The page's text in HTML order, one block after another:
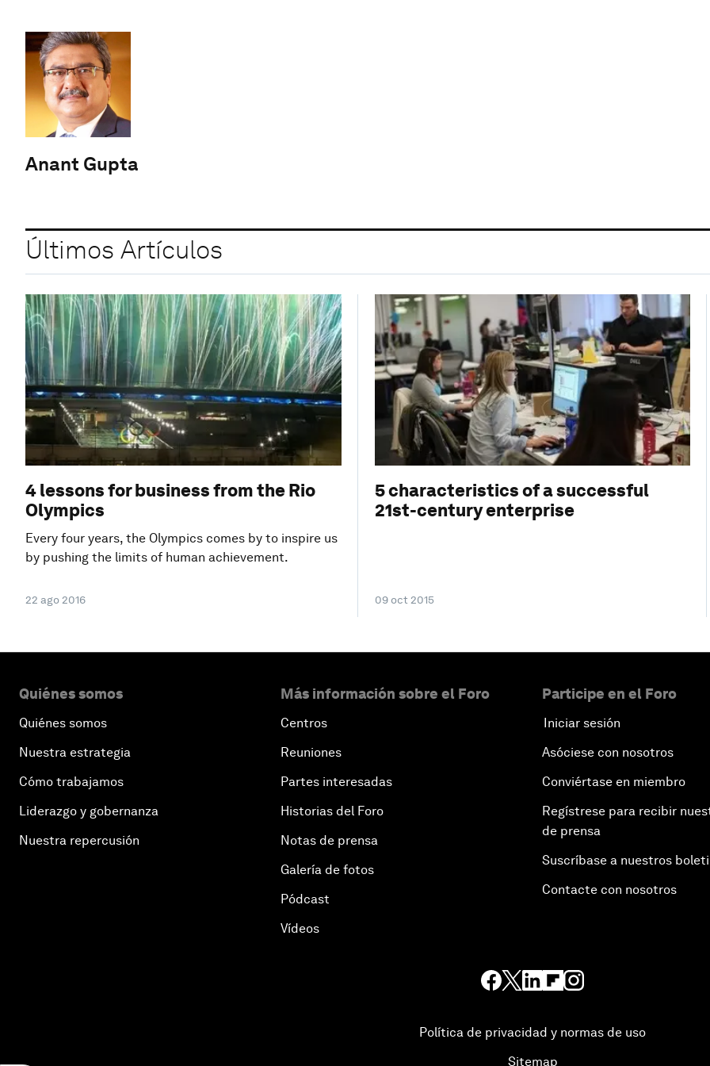
Anant Gupta
Últimos Artículos
4 lessons for business from the Rio
Olympics
Every four years, the Olympics comes by to inspire us
by pushing the limits of human achievement.
22 ago 2016
5 characteristics of a successful
21st-century enterprise
09 oct 2015
Quiénes somos
Quiénes somos
Nuestra estrategia
Cómo trabajamos
Liderazgo y gobernanza
Nuestra repercusión
Más información sobre el Foro
Centros
Reuniones
Partes interesadas
Historias del Foro
Notas de prensa
Galería de fotos
Pódcast
Vídeos
Participe en el Foro
Iniciar sesión
Asóciese con nosotros
Conviértase en miembro
Regístrese para recibir
de prensa
Suscríbase a nuestros
Contacte con nosotros
Política de privacidad y normas de uso
Sitemap